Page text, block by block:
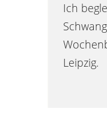
Ich
Leipzig.